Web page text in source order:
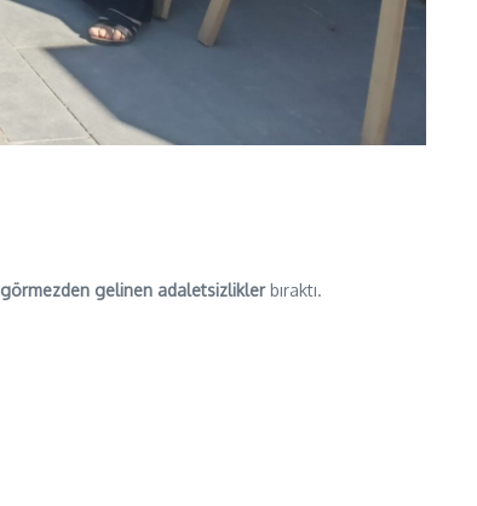
görmezden gelinen adaletsizliklerbıraktı.